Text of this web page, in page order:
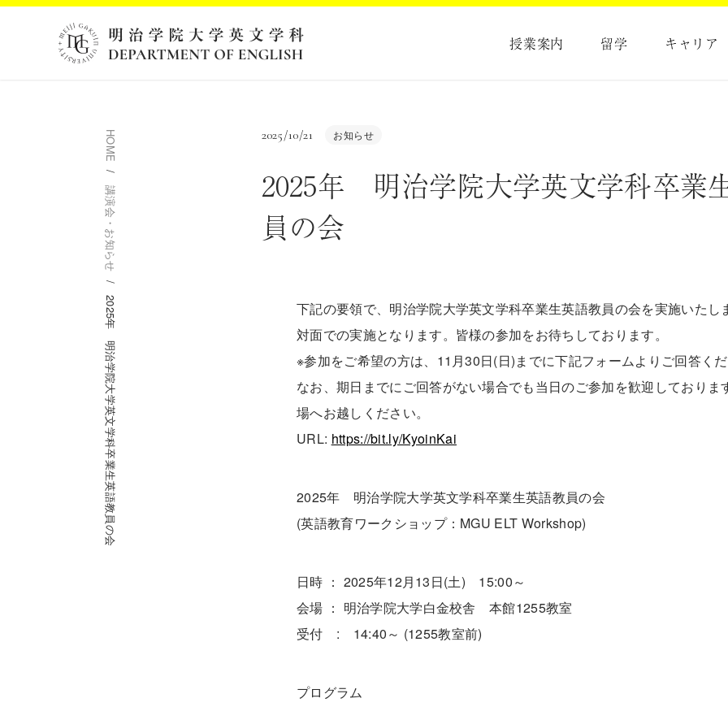
授業案内 留学 キャリア
HOME
講演会・お知らせ
2025年 明治学院大学英文学科卒業生英語教員の会
2025/10/21 お知らせ
2025年 明治学院大学英文学科卒業
員の会
下記の要領で、明治学院大学英文学科卒業生英語教員の会を実施いたし
対面での実施となります。皆様の参加をお待ちしております。
※参加をご希望の方は、11月30日(日)までに下記フォームよりご回答く
なお、期日までにご回答がない場合でも当日のご参加を歓迎しておりま
場へお越しください。
URL: https://bit.ly/KyoinKai
2025年 明治学院大学英文学科卒業生英語教員の会
(英語教育ワークショップ：MGU ELT Workshop)
日時 ： 2025年12月13日(土) 15:00～
会場 ： 明治学院大学白金校舎 本館1255教室
受付 : 14:40～ (1255教室前)
プログラム